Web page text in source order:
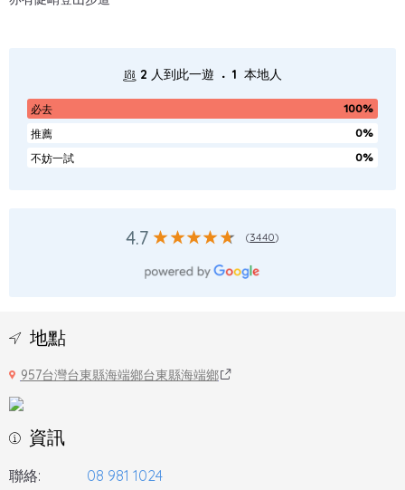
2 人到此一遊 . 1 本地人
必去
100%
推薦
0%
不妨一試
0%
4.7 (3440)
地點
957台灣台東縣海端鄉台東縣海端鄉
資訊
聯絡: 08 981 1024